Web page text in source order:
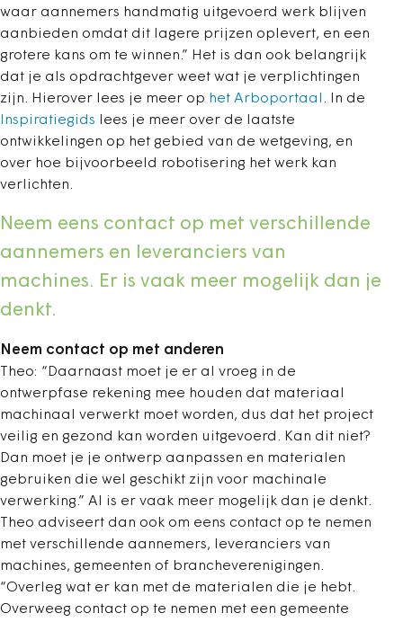
waar aannemers handmatig uitgevoerd werk blijven
aanbieden omdat dit lagere prijzen oplevert, en een
grotere kans om te winnen.” Het is dan ook belangrijk
dat je als opdrachtgever weet wat je verplichtingen
zijn. Hierover lees je meer op het Arboportaal. In de
Inspiratiegids lees je meer over de laatste
ontwikkelingen op het gebied van de wetgeving, en
over hoe bijvoorbeeld robotisering het werk kan
verlichten.
Neem eens contact op met verschillende
aannemers en leveranciers van
machines. Er is vaak meer mogelijk dan je
denkt.
Neem contact op met anderen
Theo: “Daarnaast moet je er al vroeg in de
ontwerpfase rekening mee houden dat materiaal
machinaal verwerkt moet worden, dus dat het project
veilig en gezond kan worden uitgevoerd. Kan dit niet?
Dan moet je je ontwerp aanpassen en materialen
gebruiken die wel geschikt zijn voor machinale
verwerking.” Al is er vaak meer mogelijk dan je denkt.
Theo adviseert dan ook om eens contact op te nemen
met verschillende aannemers, leveranciers van
machines, gemeenten of brancheverenigingen.
“Overleg wat er kan met de materialen die je hebt.
Overweeg contact op te nemen met een gemeente